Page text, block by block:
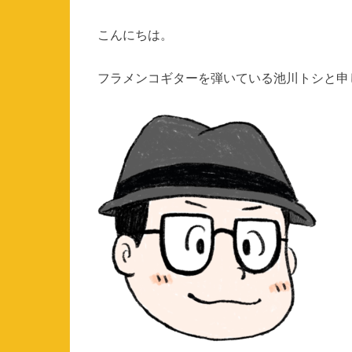
こんにちは。
フラメンコギターを弾いている池川トシと